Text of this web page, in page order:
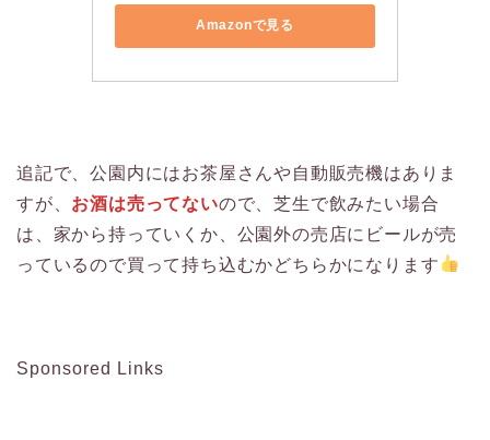
Amazonで見る
追記で、公園内にはお茶屋さんや自動販売機はありま
すが、 お酒は売ってないので、芝生で飲みたい場合
は、家から持っていくか、公園外の売店にビールが売
っているので買って持ち込むかどちらかになります
Sponsored Links